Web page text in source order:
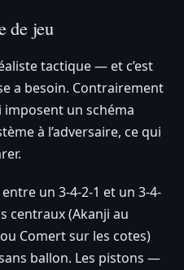
de jeu
tactique — et c’est
a besoin. Contrairement
un schéma
à l’adversaire, ce qui
un 3-4-2-1 et un 3-4-
centraux (Akanji au
Comert sur les cotes)
ballon. Les pistons —